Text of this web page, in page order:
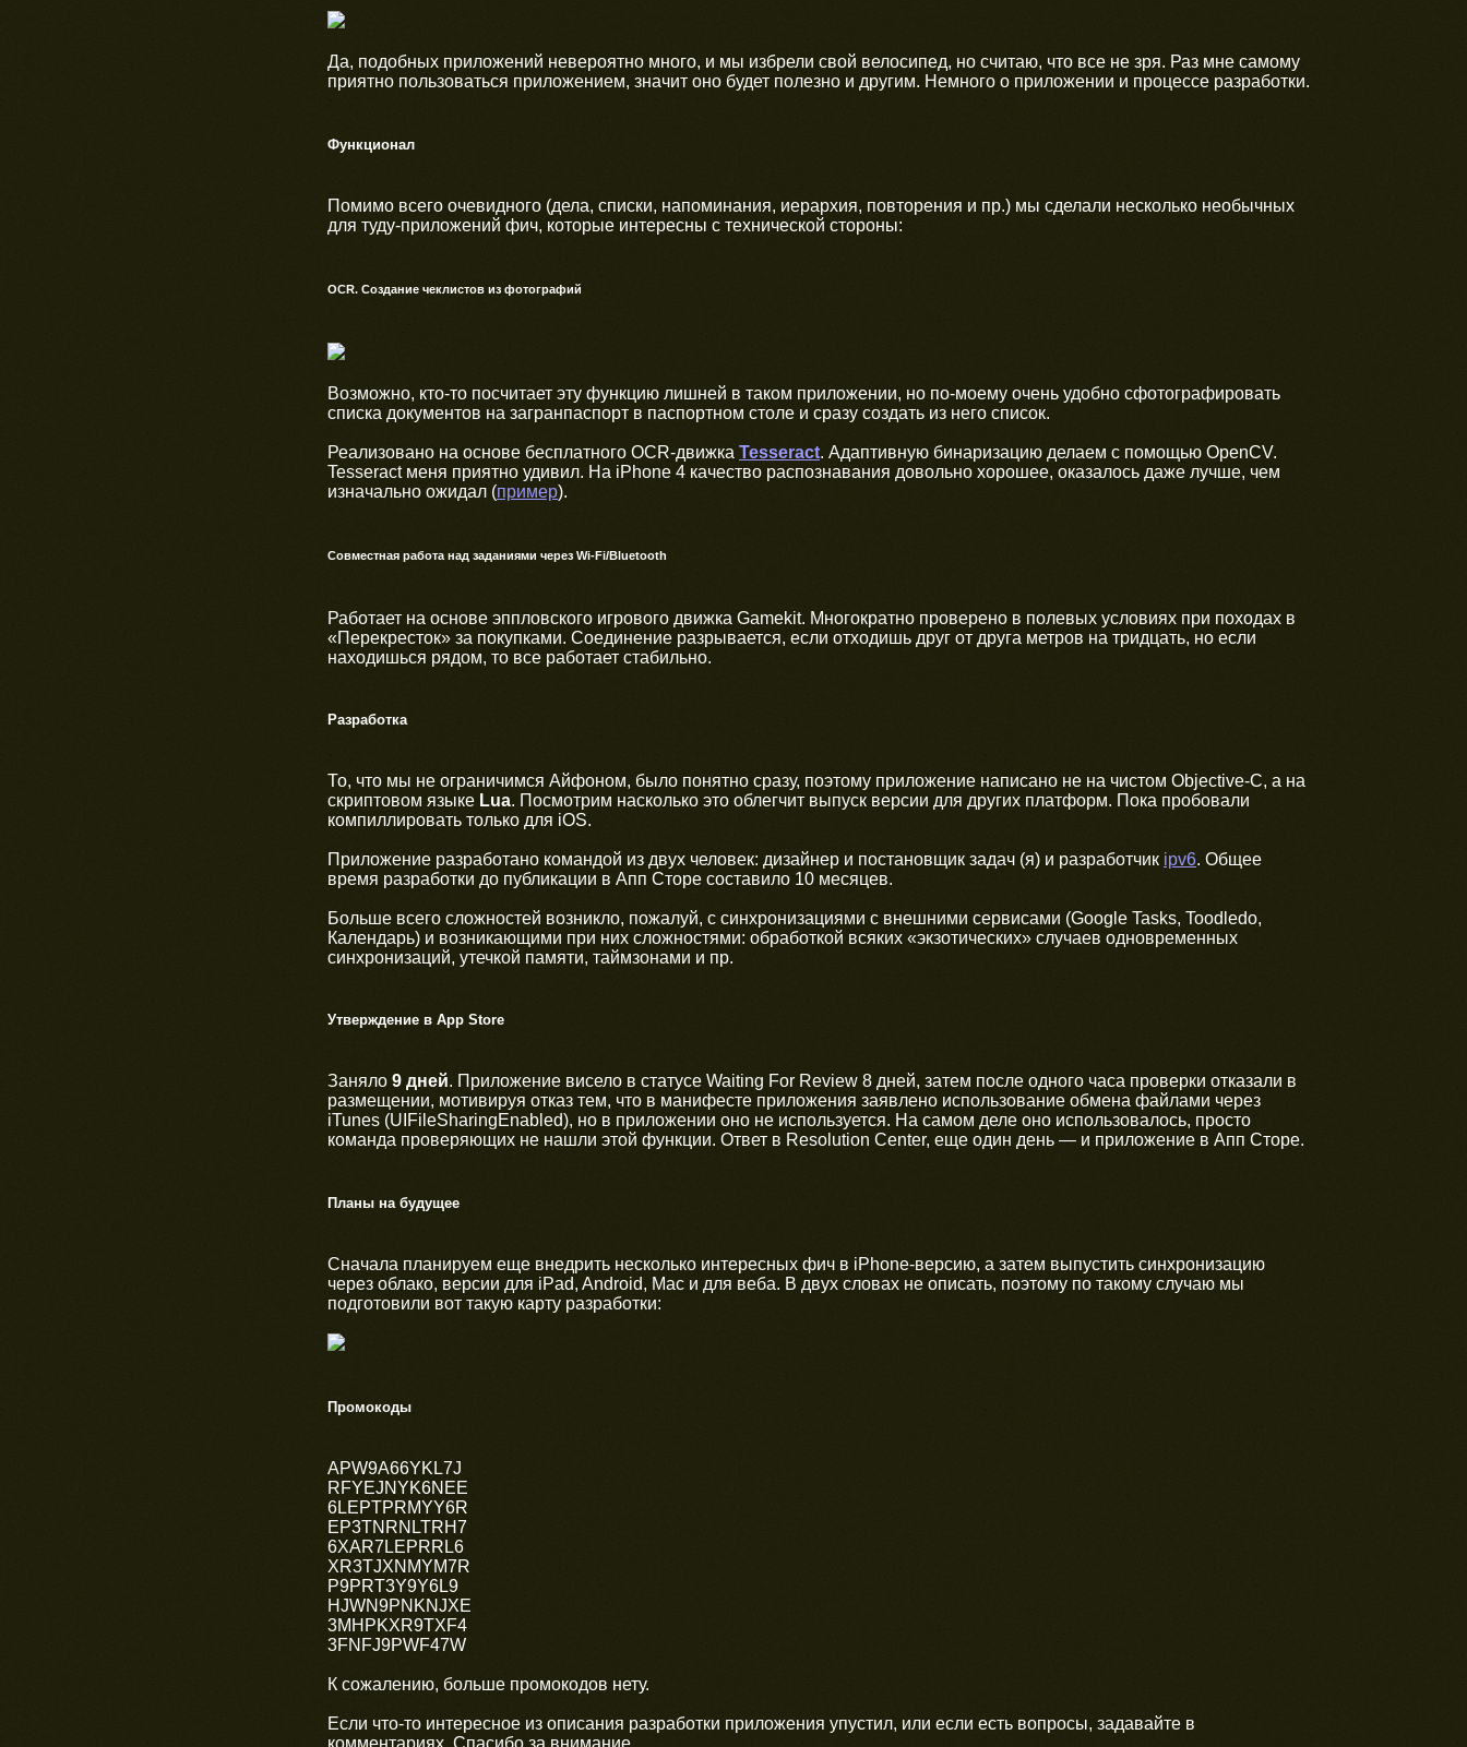
Да, подобных приложений невероятно много, и мы избрели свой велосипед, но считаю, что все не зря. Раз мне самому
приятно пользоваться приложением, значит оно будет полезно и другим. Немного о приложении и процессе разработки.
Функционал
Помимо всего очевидного (дела, списки, напоминания, иерархия, повторения и пр.) мы сделали несколько необычных
для туду-приложений фич, которые интересны с технической стороны:
OCR. Создание чеклистов из фотографий
Возможно, кто-то посчитает эту функцию лишней в таком приложении, но по-моему очень удобно сфотографировать
списка документов на загранпаспорт в паспортном столе и сразу создать из него список.
Реализовано на основе бесплатного OCR-движка Tesseract. Адаптивную бинаризацию делаем с помощью OpenCV.
Tesseract меня приятно удивил. На iPhone 4 качество распознавания довольно хорошее, оказалось даже лучше, чем
изначально ожидал (пример).
Совместная работа над заданиями через Wi-Fi/Bluetooth
Работает на основе эппловского игрового движка Gamekit. Многократно проверено в полевых условиях при походах в
«Перекресток» за покупками. Соединение разрывается, если отходишь друг от друга метров на тридцать, но если
находишься рядом, то все работает стабильно.
Разработка
То, что мы не ограничимся Айфоном, было понятно сразу, поэтому приложение написано не на чистом Objective-C, а на
скриптовом языке Lua. Посмотрим насколько это облегчит выпуск версии для других платформ. Пока пробовали
компиллировать только для iOS.
Приложение разработано командой из двух человек: дизайнер и постановщик задач (я) и разработчик ipv6. Общее
время разработки до публикации в Апп Сторе составило 10 месяцев.
Больше всего сложностей возникло, пожалуй, с синхронизациями с внешними сервисами (Google Tasks, Toodledo,
Календарь) и возникающими при них сложностями: обработкой всяких «экзотических» случаев одновременных
синхронизаций, утечкой памяти, таймзонами и пр.
Утверждение в App Store
Заняло 9 дней. Приложение висело в статусе Waiting For Review 8 дней, затем после одного часа проверки отказали в
размещении, мотивируя отказ тем, что в манифесте приложения заявлено использование обмена файлами через
iTunes (UIFileSharingEnabled), но в приложении оно не используется. На самом деле оно использовалось, просто
команда проверяющих не нашли этой функции. Ответ в Resolution Center, еще один день — и приложение в Апп Сторе.
Планы на будущее
Сначала планируем еще внедрить несколько интересных фич в iPhone-версию, а затем выпустить синхронизацию
через облако, версии для iPad, Android, Mac и для веба. В двух словах не описать, поэтому по такому случаю мы
подготовили вот такую карту разработки:
Промокоды
APW9A66YKL7J
RFYEJNYK6NEE
6LEPTPRMYY6R
EP3TNRNLTRH7
6XAR7LEPRRL6
XR3TJXNMYM7R
P9PRT3Y9Y6L9
HJWN9PNKNJXE
3MHPKXR9TXF4
3FNFJ9PWF47W
К сожалению, больше промокодов нету.
Если что-то интересное из описания разработки приложения упустил, или если есть вопросы, задавайте в
комментариях. Спасибо за внимание.